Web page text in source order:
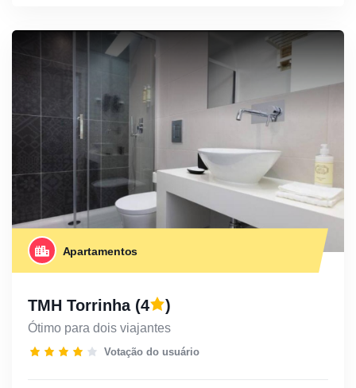
Apartamentos
TMH Torrinha(4 )
Ótimo para dois viajantes
Votação do usuário